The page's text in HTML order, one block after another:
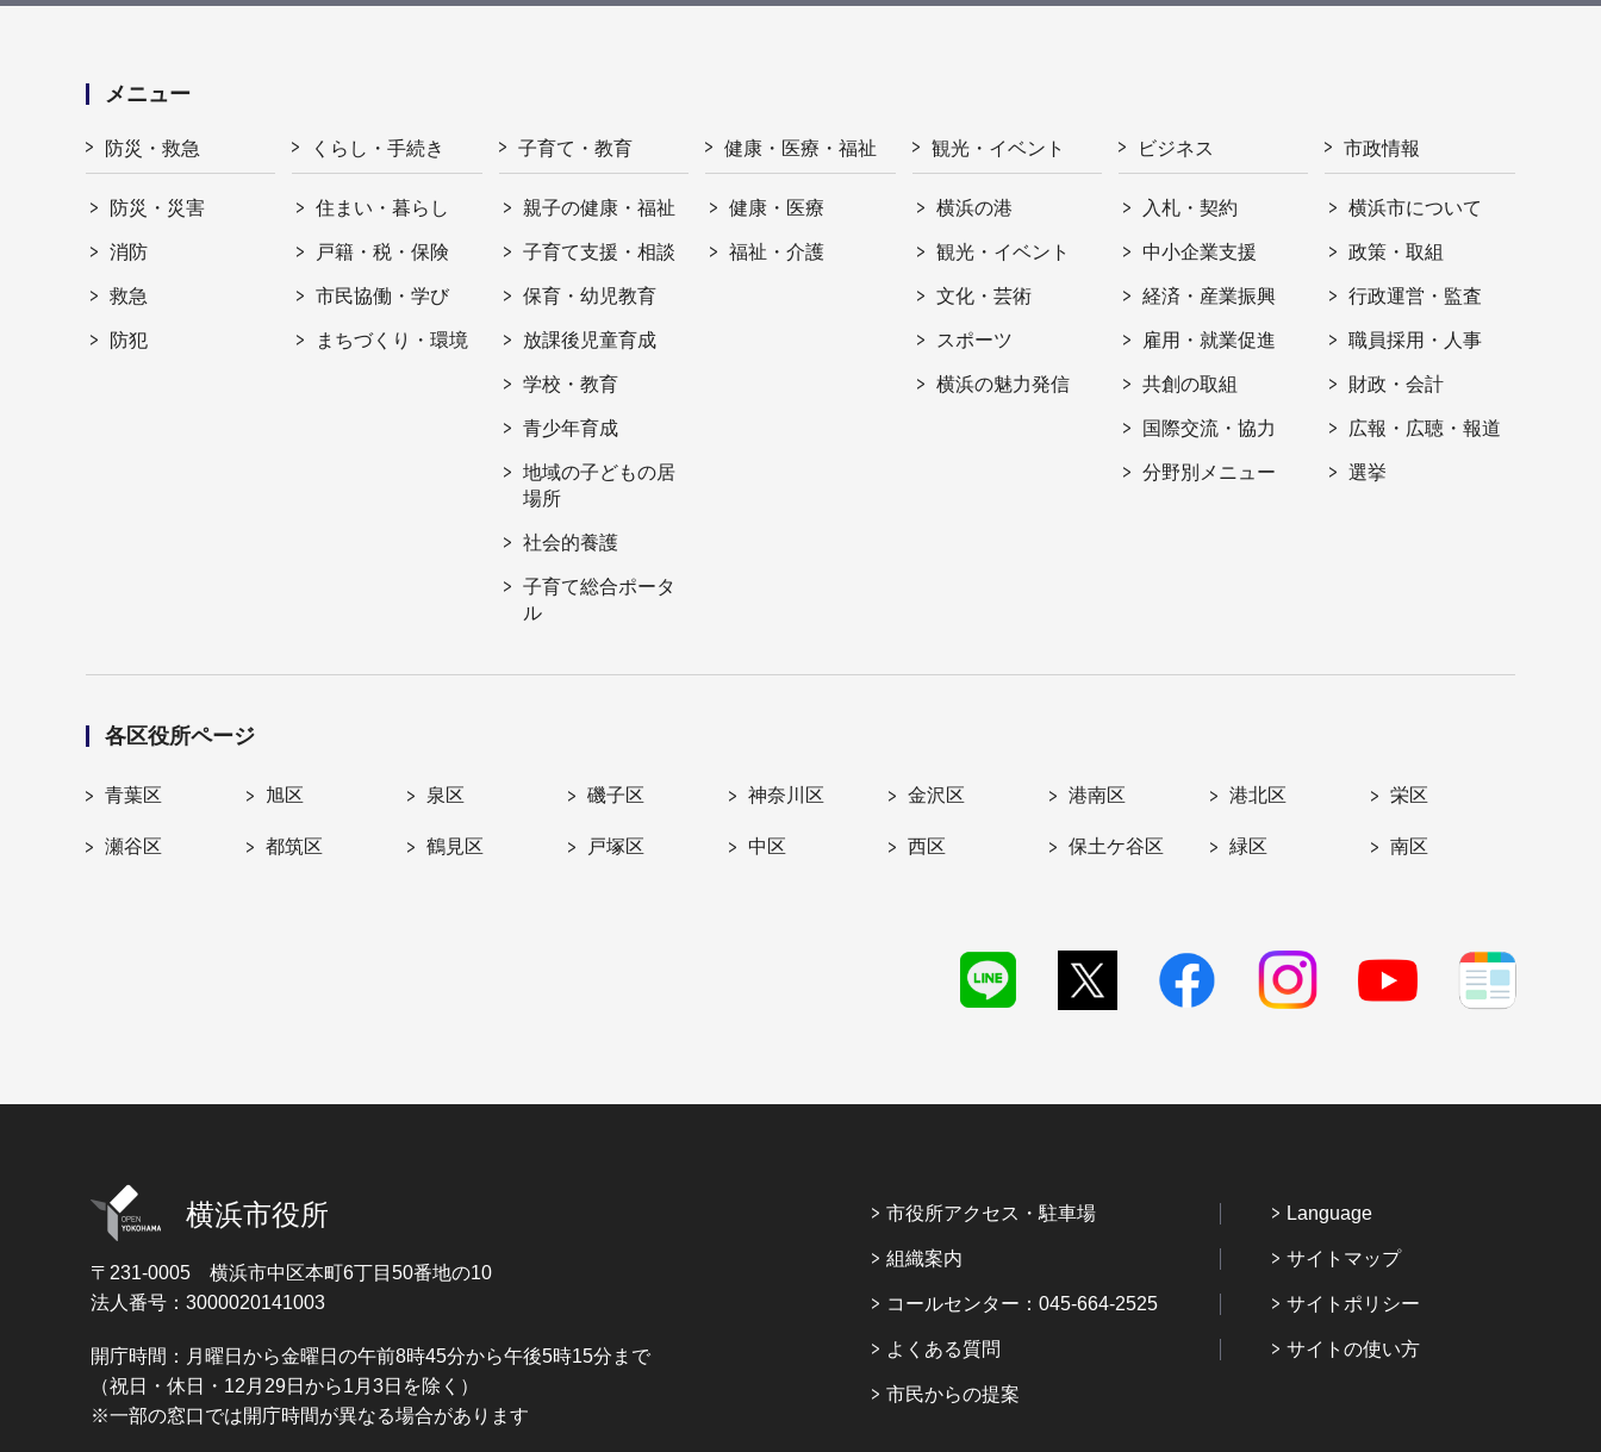
メニュー
防災・救急
防災・災害
消防
救急
防犯
くらし・手続き
住まい・暮らし
戸籍・税・保険
市民協働・学び
まちづくり・環境
子育て・教育
親子の健康・福祉
子育て支援・相談
保育・幼児教育
放課後児童育成
学校・教育
青少年育成
地域の子どもの居
場所
社会的養護
子育て総合ポータ
ル
健康・医療・福祉
健康・医療
福祉・介護
観光・イベント
横浜の港
観光・イベント
文化・芸術
スポーツ
横浜の魅力発信
ビジネス
入札・契約
中小企業支援
経済・産業振興
雇用・就業促進
共創の取組
国際交流・協力
分野別メニュー
市政情報
横浜市について
政策・取組
行政運営・監査
職員採用・人事
財政・会計
広報・広聴・報道
選挙
各区役所ページ
青葉区 旭区 泉区 磯子区 神奈川区 金沢区 港南区 港北区 栄区
瀬谷区 都筑区 鶴見区 戸塚区 中区 西区 保土ケ谷区 緑区 南区
横浜市役所
〒231-0005 横浜市中区本町6丁目50番地の10
法人番号：3000020141003
開庁時間：月曜日から金曜日の午前8時45分から午後5時15分まで
（祝日・休日・12月29日から1月3日を除く）
※一部の窓口では開庁時間が異なる場合があります
市役所アクセス・駐車場
組織案内
コールセンター：045-664-2525
よくある質問
市民からの提案
Language
サイトマップ
サイトポリシー
サイトの使い方